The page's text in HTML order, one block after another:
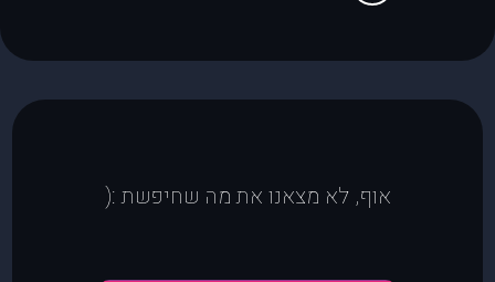
אוף, לא מצאנו את מה שחיפשת :(